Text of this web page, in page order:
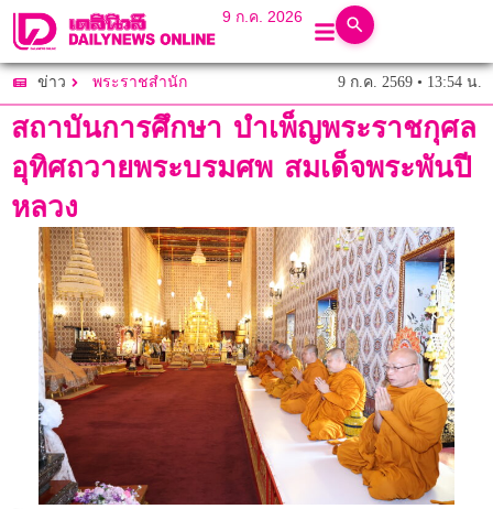
9 ก.ค. 2026
ข่าว พระราชสำนัก 9 ก.ค. 2569 • 13:54 น.
สถาบันการศึกษา บำเพ็ญพระราชกุศล
อุทิศถวายพระบรมศพ สมเด็จพระพันปี
หลวง